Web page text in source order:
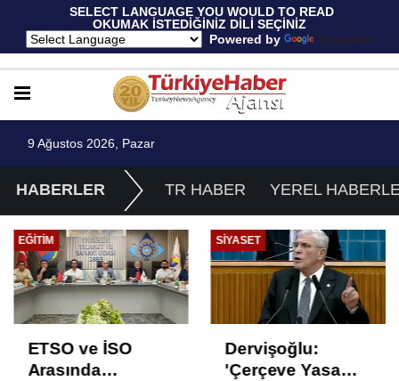
SELECT LANGUAGE YOU WOULD TO READ
OKUMAK İSTEDİĞİNİZ DİLİ SEÇİNİZ
Powered by
Translate
9 Ağustos 2026, Pazar
HABERLER TR HABER YEREL
EĞITIM
ETSO ve İSO
Arasında
SIYASET
Dervişoğlu:
'Çerçeve Yasa